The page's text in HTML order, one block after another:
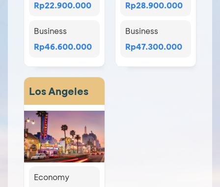
Rp22.900.000
Business
Rp46.600.000
Rp28.900.000
Business
Rp47.300.000
Los Angeles
Economy